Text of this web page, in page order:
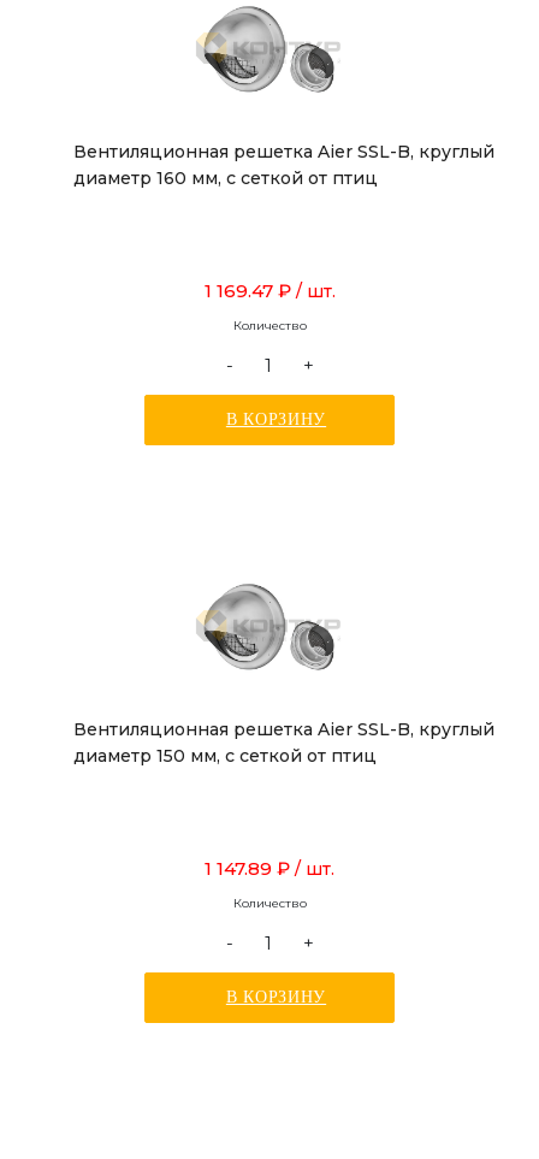
Вентиляционная решетка Aier SSL-B, круглый
диаметр 160 мм, с сеткой от птиц
1 169.47 ₽ / шт.
Количество
- +
В КОРЗИНУ
Вентиляционная решетка Aier SSL-B, круглый
диаметр 150 мм, с сеткой от птиц
1 147.89 ₽ / шт.
Количество
- +
В КОРЗИНУ